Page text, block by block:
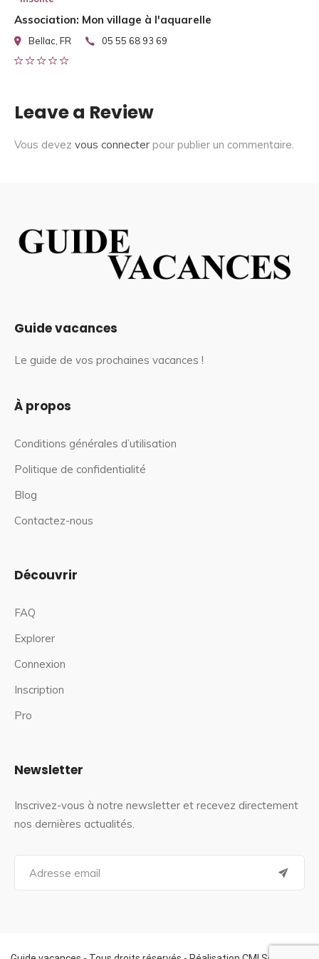
Association: Mon village à l'aquarelle
Bellac, FR 05 55 68 93 69
Leave a Review
Vous devez vous connecter pour publier un commentaire.
Guide vacances
Le guide de vos prochaines vacances !
À propos
Conditions générales d’utilisation
Politique de confidentialité
Blog
Contactez-nous
Découvrir
FAQ
Explorer
Connexion
Inscription
Pro
Newsletter
Inscrivez-vous à notre newsletter et recevez directement
nos dernières actualités.
a
f